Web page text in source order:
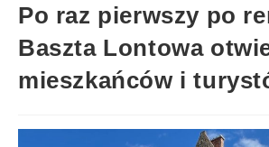
Po raz pierwszy po
Baszta Lontowa
mieszkańców i